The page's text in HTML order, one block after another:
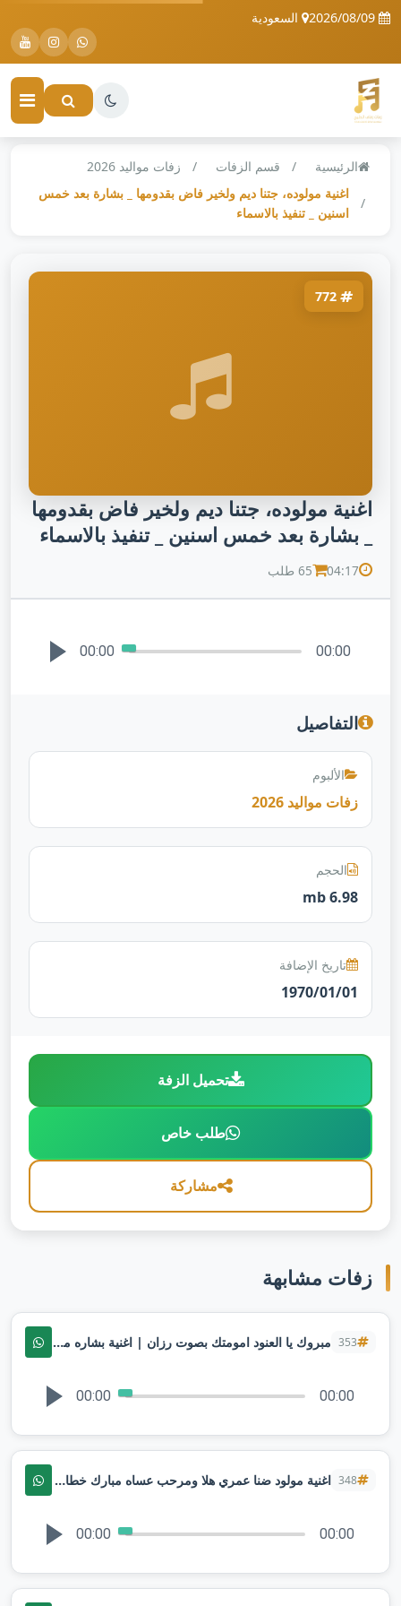
السعودية
الرئيسية قسم الزفات
زفات مواليد 2026
اغنية مولوده، جتنا ديم ولخير فاض بقدومها _ بشارة بعد خمس
اسنين _ تنفيذ بالاسماء
اغنية مولوده، جتنا ديم ولخير فاض بقدومها
_ بشارة بعد خمس اسنين _ تنفيذ بالاسماء
04:17 65 طلب
00:00 00:00
التفاصيل
الألبوم
زفات مواليد 2026
الحجم
6.98 mb
تاريخ الإضافة
1970/01/01
تحميل الزفة
طلب خاص
مشاركة
زفات مشابهة
353 مبروك يا العنود امومتك بصوت رزان | اغنية بشاره مولود 2024 ( حصريآ ) | تنفيذها بالاسماء
00:00 00:00
348 اغنية مولود ضنا عمري هلا ومرحب عساه مبارك خطاويك (اغنية مولود)_ حصرياً 2024 تنفيذ
00:00 00:00